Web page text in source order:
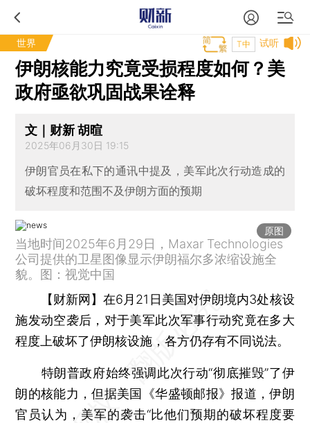
世界 试听
T中
伊朗核能力究竟受损程度如何？美
政府亟欲巩固战果诠释
文｜财新 胡暄
2025年06月30日 19:15
伊朗官员在私下的通讯中提及，美军此次行动造成的
破坏程度和范围不及伊朗方面的预期
原图
当地时间2025年6月29日，Maxar Technologies
公司提供的卫星图像显示伊朗福尔多浓缩设施全
貌。图：视觉中国
【财新网】在6月21日美国对伊朗境内3处核设
施发动空袭后，对于美军此次军事行动究竟在多大
程度上破坏了伊朗核设施，各方仍存有不同说法。
特朗普政府始终强调此次行动“彻底摧毁”了伊
朗的核能力，但据美国《华盛顿邮报》报道，伊朗
官员认为，美军的袭击“比他们预期的破坏程度要